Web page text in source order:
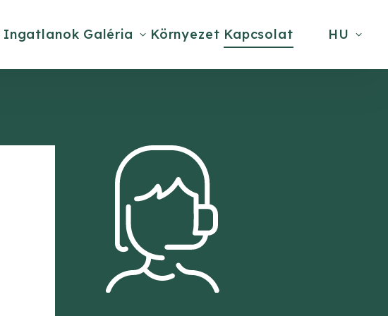
Ingatlanok Galéria Környezet Kapcsolat HU